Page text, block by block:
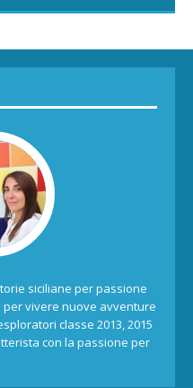
siciliane per passione
vivere nuove avventure
classe 2013, 2015
con la passione per